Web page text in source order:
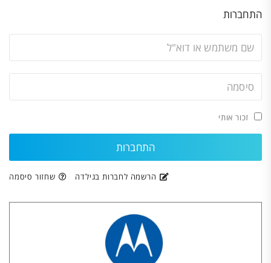
התחברות
זכור אותי
הרשמה לחברות בגילדה שחזור סיסמה